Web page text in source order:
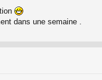
dans une semaine .